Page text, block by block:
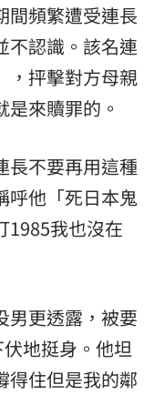
間頻繁遭受連長
不認識。該名連
，抨擊對方母親
是來贖罪的。
長不要再用這種
呼他「死日本鬼
1985我也沒在
男更透露，被要
地挺身。他坦
得住但是我的鄰